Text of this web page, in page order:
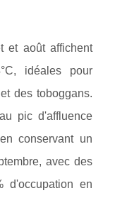
et août affichent
idéales pour
des toboggans.
pic d'affluence
conservant un
avec des
d'occupation en